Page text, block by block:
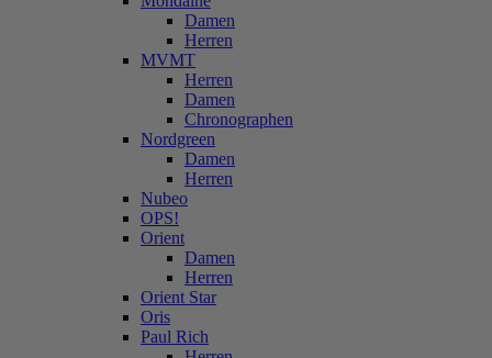
Damen
Herren
MVMT
Herren
Damen
Chronographen
Nordgreen
Damen
Herren
Nubeo
OPS!
Orient
Damen
Herren
Orient Star
Oris
Paul Rich